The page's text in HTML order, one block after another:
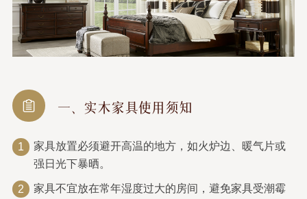
一、实木家具使用须知
1
家具放置必须避开高温的地方，如火炉边、暖气片或
强日光下暴晒。
2
家具不宜放在常年湿度过大的房间，避免家具受潮霉